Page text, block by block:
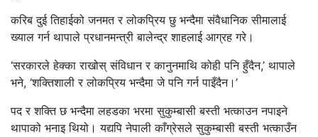
करिब दुई तिहाईको जनमत र लोकप्रिय छु भन्दैमा संवैधानिक सीमालाई
ख्याल गर्न थापाले प्रधानमन्त्री बालेन्द्र शाहलाई आग्रह गरे।
‘सरकारले हेक्का राखोस् संविधान र कानुनमाथि कोही पनि हुँदैन,’ थापाले
भने, ‘शक्तिशाली र लोकप्रिय भन्दैमा जे पनि गर्न पाइँदैन।’
पद र शक्ति छ भन्दैमा लहडका भरमा सुकुम्बासी बस्ती भत्काउन नपाइने
थापाको भनाइ थियो। यद्यपि नेपाली काँग्रेसले सुकुम्बासी बस्ती भत्काउँन